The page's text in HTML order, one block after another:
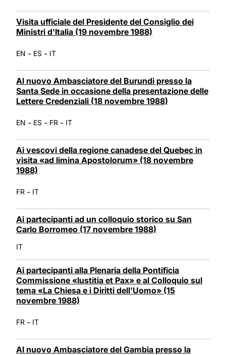
Visita ufficiale del Presidente del Consiglio dei
Ministri d'Italia (19 novembre 1988)
EN - ES - IT
Al nuovo Ambasciatore del Burundi presso la
Santa Sede in occasione della presentazione delle
Lettere Credenziali (18 novembre 1988)
EN - ES - FR - IT
Ai vescovi della regione canadese del Quebec in
visita «ad limina Apostolorum» (18 novembre
1988)
FR - IT
Ai partecipanti ad un colloquio storico su San
Carlo Borromeo (17 novembre 1988)
IT
Ai partecipanti alla Plenaria della Pontificia
Commissione «Iustitia et Pax» e al Colloquio sul
tema «La Chiesa e i Diritti dell'Uomo» (15
novembre 1988)
FR - IT
Al nuovo Ambasciatore del Gambia presso la